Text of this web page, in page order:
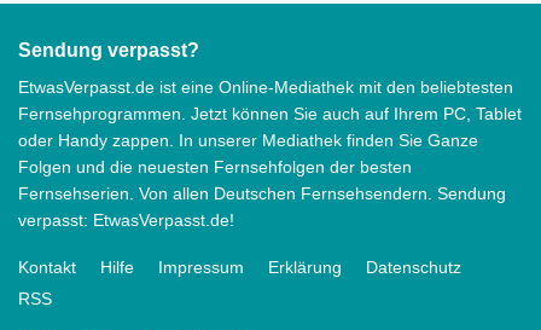
Sendung verpasst?
EtwasVerpasst.de ist eine Online-Mediathek mit den beliebtesten
Fernsehprogrammen. Jetzt können Sie auch auf Ihrem PC, Tablet
oder Handy zappen. In unserer Mediathek finden Sie Ganze
Folgen und die neuesten Fernsehfolgen der besten
Fernsehserien. Von allen Deutschen Fernsehsendern. Sendung
verpasst: EtwasVerpasst.de!
Kontakt Hilfe Impressum Erklärung
Datenschutz
RSS